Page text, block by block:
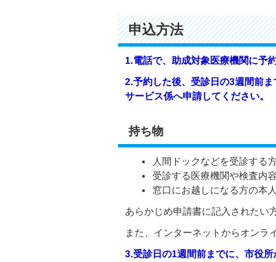
申込方法
1.電話で、助成対象医療機関に予
2.予約した後、受診日の3週間前
サービス係へ申請してください。
持ち物
人間ドックなどを受診する
受診する医療機関や検査内
窓口にお越しになる方の本
あらかじめ申請書に記入されたい
また、インターネットからオンラ
3.受診日の1週間前までに、市役